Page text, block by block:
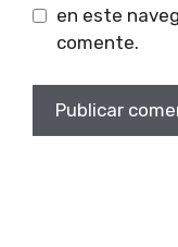
en este
comente.